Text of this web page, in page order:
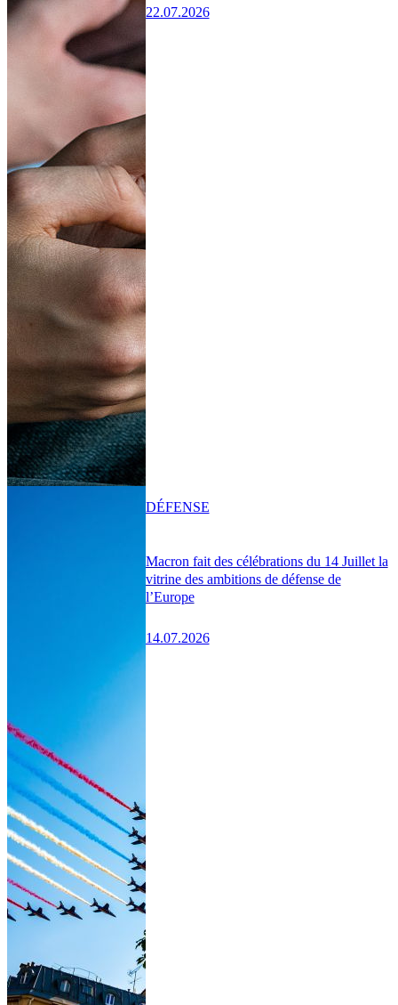
22.07.2026
Macron fait des célébrations du 14 Juillet la
vitrine des ambitions de défense de
l’Europe
14.07.2026
DÉFENSE